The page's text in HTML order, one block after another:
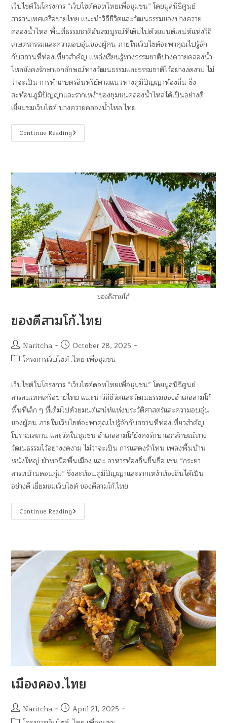
เว็บไซต์ในโครงการ “เว็บไซต์ดอทไทยเพื่อชุมชน” โดยมูลนิธิศูนย์
สารสนเทศเครือข่ายไทย แนะนำวิถีชีวิตและวัฒนธรรมของปางควาย
คลองน้ำไหล พื้นที่ธรรมชาติอันสมบูรณ์ที่เต็มไปด้วยมนต์เสน่ห์แห่งวิถี
เกษตรกรรมและความอบอุ่นของผู้คน ภายในเว็บไซต์จะพาคุณไปรู้จัก
กับสถานที่ท่องเที่ยวสำคัญ แหล่งเรียนรู้ทางธรรมชาติปางควายคลองน้ำ
ไหลยังคงรักษาเอกลักษณ์ทางวัฒนธรรมและธรรมชาติไว้อย่างงดงาม ไม่
ว่าจะเป็น การทำเกษตรอินทรีย์ตามแนวทางภูมิปัญญาท้องถิ่น ซึ่ง
สะท้อนภูมิปัญญาและรากเหง้าของชุมชนคลองน้ำไหลได้เป็นอย่างดี
เยี่ยมชมเว็บไซต์ ปางควายคลองน้ําไหล.ไทย
Continue Reading
ของดีสามโก้
ของดีสามโก้.ไทย
Naritcha
October 28, 2025
โครงการเว็บไซต์ .ไทย เพื่อชุมชน
เว็บไซต์ในโครงการ “เว็บไซต์ดอทไทยเพื่อชุมชน” โดยมูลนิธิศูนย์
สารสนเทศเครือข่ายไทย แนะนำวิถีชีวิตและวัฒนธรรมของอำเภอสามโก้
พื้นที่เล็ก ๆ ที่เต็มไปด้วยมนต์เสน่ห์แห่งประวัติศาสตร์และความอบอุ่น
ของผู้คน ภายในเว็บไซต์จะพาคุณไปรู้จักกับสถานที่ท่องเที่ยวสำคัญ
โบราณสถาน และวัดในชุมชน อำเภอสามโก้ยังคงรักษาเอกลักษณ์ทาง
วัฒนธรรมไว้อย่างงดงาม ไม่ว่าจะเป็น การแสดงรำโทน เพลงพื้นบ้าน
หนังใหญ่ ผ้าทอมือพื้นเมือง และ อาหารท้องถิ่นขึ้นชื่อ เช่น “กระยา
สารทบ้านดอนกุ่ม” ซึ่งสะท้อนภูมิปัญญาและรากเหง้าท้องถิ่นได้เป็น
อย่างดี เยี่ยมชมเว็บไซต์ ของดีสามโก้.ไทย
Continue Reading
เมืองคอง.ไทย
Naritcha
April 21, 2025